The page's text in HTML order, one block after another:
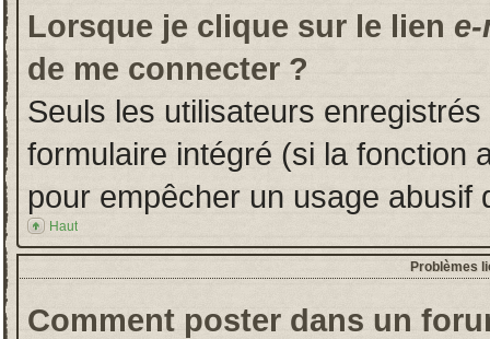
Lorsque je clique sur le lien
de me connecter ?
Seuls les utilisateurs
formulaire intégré (si la fonction
pour empêcher un usage abusif
Haut
Problèmes
Comment poster dans un